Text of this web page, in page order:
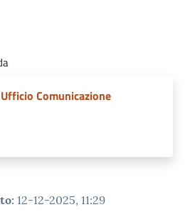
Comunicazione
: 12-12-2025, 11:29